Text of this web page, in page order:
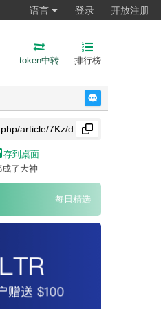
语言 登录 开放注册
token中转 排行榜
存到桌面
了大神
每日精选